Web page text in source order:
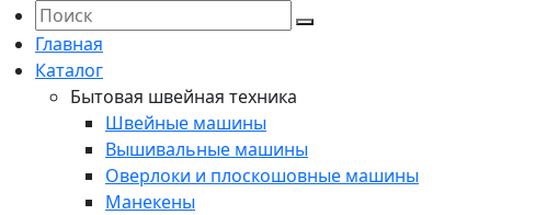
Главная
Каталог
Бытовая швейная техника
Швейные машины
Вышивальные машины
Оверлоки и плоскошовные машины
Манекены